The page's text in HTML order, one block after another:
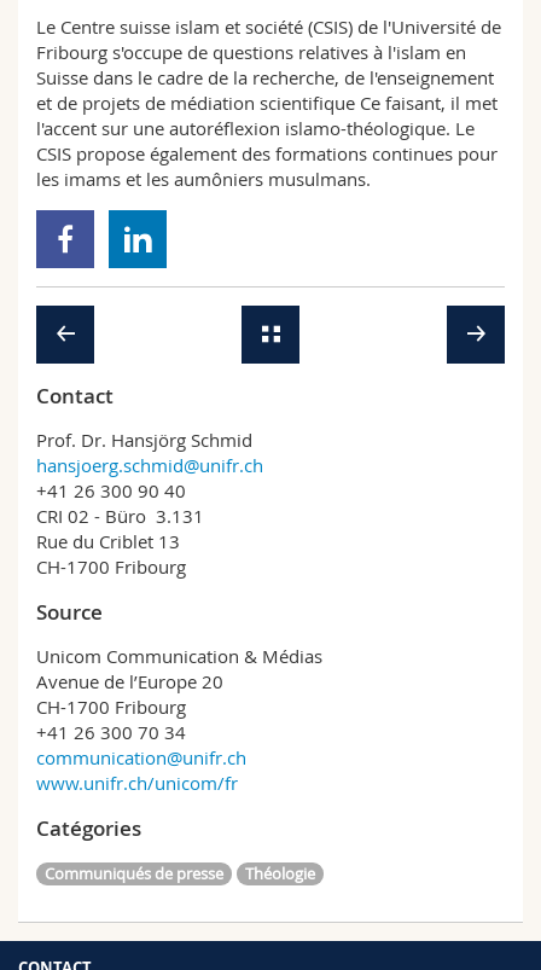
Le Centre suisse islam et société (CSIS) de l'Université de
Fribourg s'occupe de questions relatives à l'islam en
Suisse dans le cadre de la recherche, de l'enseignement
et de projets de médiation scientifique Ce faisant, il met
l'accent sur une autoréflexion islamo-théologique. Le
CSIS propose également des formations continues pour
les imams et les aumôniers musulmans.
Contact
Prof. Dr. Hansjörg Schmid
hansjoerg.schmid@unifr.ch
+41 26 300 90 40
CRI 02 - Büro 3.131
Rue du Criblet 13
CH-1700 Fribourg
Source
Unicom Communication & Médias
Avenue de l’Europe 20
CH-1700 Fribourg
+41 26 300 70 34
communication@unifr.ch
www.unifr.ch/unicom/fr
Catégories
Communiqués de presse Théologie